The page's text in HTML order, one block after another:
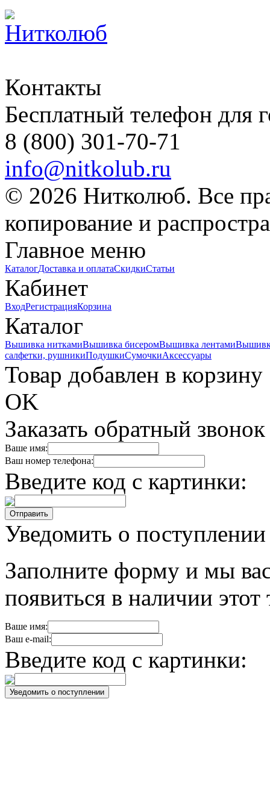
Контакты
Бесплатный телефон для
8 (800) 301-70-71
info@nitkolub.ru
© 2026 Нитколюб. Все
копирование и
Главное меню
КаталогДоставка и оплатаСкидкиСтатьи
Кабинет
ВходРегистрацияКорзина
Каталог
Вышивка ниткамиВышивка бисеромВышивка лентами
салфетки, рушникиПодушкиСумочкиАксессуары
Товар добавлен в корзину
OK
Заказать обратный звонок
Ваше имя:
Ваш номер телефона:
Введите код с картинки:
Уведомить о поступлении
Заполните форму и мы
появиться в наличии этот
Ваше имя:
Ваш e-mail:
Введите код с картинки: